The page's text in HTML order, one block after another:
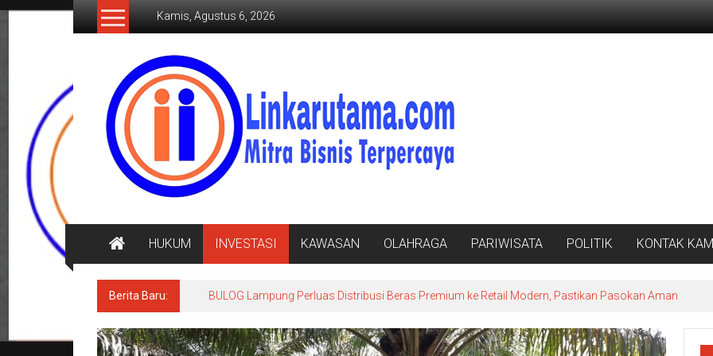
Lompat
Kamis, Agustus 6, 2026
LINKARUTAMA.COM
Mitra
Bisnis
Terpercaya
HUKUM INVESTASI KAWASAN OLAHRAGA PARIWISATA POLITIK KONTAK
Berita Baru: BULOG Lampung Perluas Distribusi Beras Premium ke Retail Modern, Pastikan Pasokan Aman